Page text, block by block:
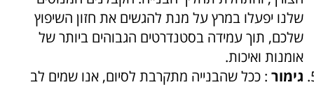
שלנו יפעלו במרץ על מנת להגשים את חזון השיפוץ
שלכם, תוך עמידה בסטנדרטים הגבוהים ביותר של
אומנות ואיכות.
גימור : ככל שהבנייה מתקרבת לסיום, אנו שמים לב